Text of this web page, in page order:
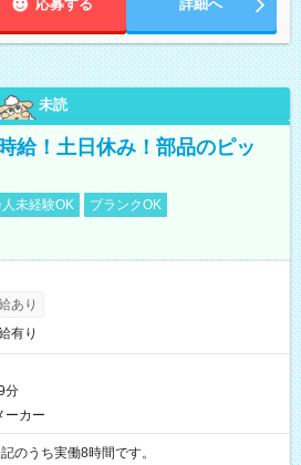
応募する 詳細へ
未読
給！土日休み！部品のピッ
未経験OK
ブランクOK
あり
有り
分
ーカー
※表記のうち実働8時間です。